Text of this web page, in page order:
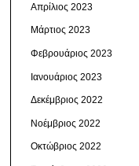
Απρίλιος 2023
Μάρτιος 2023
Φεβρουάριος 2023
Ιανουάριος 2023
Δεκέμβριος 2022
Νοέμβριος 2022
Οκτώβριος 2022